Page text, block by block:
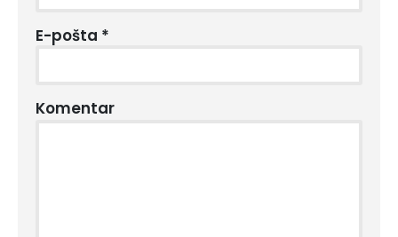
E-pošta *
Komentar